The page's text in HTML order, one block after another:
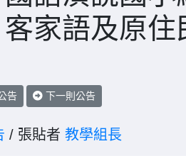
客家語及原
告 下一則公告
/ 張貼者 教學組長